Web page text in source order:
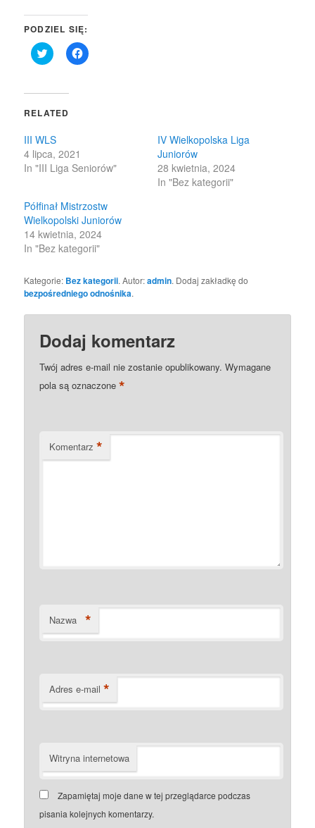
PODZIEL SIĘ:
Click
to
(Opens
new
Click
to
RELATED
III WLS
4 lipca, 2021
In "III Liga Seniorów"
IV Wielkopolska Liga
Juniorów
28 kwietnia, 2024
In "Bez kategorii"
Półfinał Mistrzostw
Wielkopolski Juniorów
14 kwietnia, 2024
In "Bez kategorii"
Kategorie: Bez kategorii. Autor:admin. Dodaj zakładkę do
bezpośredniego odnośnika.
Dodaj komentarz
Twój adres e-mail nie zostanie opublikowany. Wymagane
pola są oznaczone*
Komentarz *
Nazwa *
Adres e-mail *
Witryna internetowa
Zapamiętaj moje dane w tej przeglądarce podczas
pisania kolejnych komentarzy.